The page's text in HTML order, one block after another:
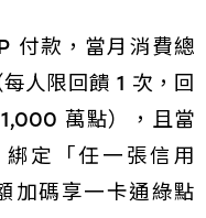
付款，當月消費總
人限回饋 1 次，回
萬點），且當
綁定「任一張信用
加碼享一卡通綠點